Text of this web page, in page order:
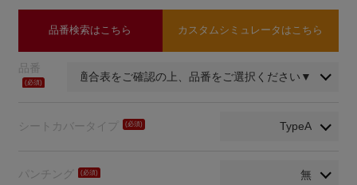
品番検索はこちら カスタムシミュレータはこちら
品番
シートカバータイプ
パンチング